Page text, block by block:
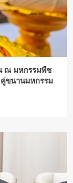
ณ มหกรรมพืช
คู่ขนานมหกรรม